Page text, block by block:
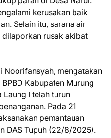
kerusakan baik
Selain itu, sarana air
dilaporkan rusak akibat
Noorifansyah, mengatakan
Kabupaten Murung
Laung I telah turun
Pada 21
pemantauan
DAS Tupuh (22/8/2025).